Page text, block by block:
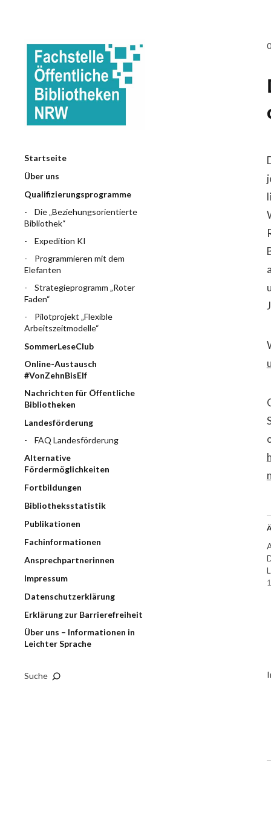
Startseite
Über uns
Qualifizierungsprogramme
Die „Beziehungsorientierte
Bibliothek“
Expedition KI
Programmieren mit dem
Elefanten
Strategieprogramm „Roter
Faden“
Pilotprojekt „Flexible
Arbeitszeitmodelle“
SommerLeseClub
Online-Austausch
#VonZehnBisElf
Nachrichten für Öffentliche
Bibliotheken
Landesförderung
FAQ Landesförderung
Alternative
Fördermöglichkeiten
Fortbildungen
Bibliotheksstatistik
Publikationen
Fachinformationen
Ansprechpartnerinnen
Impressum
Datenschutzerklärung
Erklärung zur Barrierefreiheit
Über uns – Informationen in
Leichter Sprache
Suche